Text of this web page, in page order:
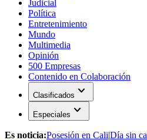
Judicial
Política
Entretenimiento
Mundo
Multimedia
Opinión
500 Empresas
Contenido en Colaboración
Clasificados expand_more
Especiales expand_more
Es noticia:Posesión en Cali|Día sin